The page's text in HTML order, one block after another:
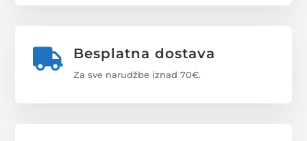
 Besplatna dostava
Za sve narudžbe iznad 70€.